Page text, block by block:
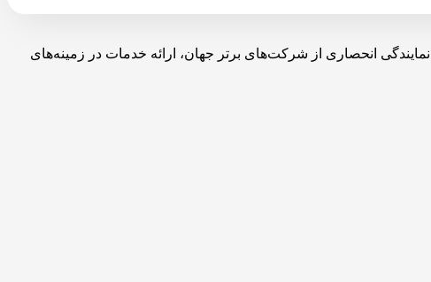
با نمایندگی انحصاری از شرکت‌های برتر جهان، ارائه خدمات در زمینه‌های